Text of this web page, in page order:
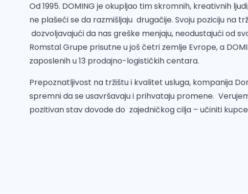
Od 1995. DOMING je okupljao tim skromnih, kreativnih
ne plašeći se da razmišljaju drugačije. Svoju poziciju na
dozvoljavajući da nas greške menjaju, neodustajući od
Romstal Grupe prisutne u još četri zemlje Evrope, a
zaposlenih u 13 prodajno-logističkih centara.
Prepoznatljivost na tržištu i kvalitet usluga, kompanija
spremni da se usavršavaju i prihvataju promene.
pozitivan stav dovode do zajedničkog cilja – učiniti